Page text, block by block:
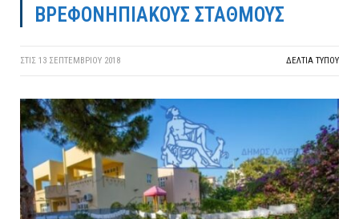
ΒΡΕΦΟΝΗΠΙΑΚΟΥΣ ΣΤΑΘΜΟΥΣ
ΣΤΙΣ 13 ΣΕΠΤΕΜΒΡΊΟΥ 2018 ΔΕΛΤΙΑ ΤΥΠΟΥ